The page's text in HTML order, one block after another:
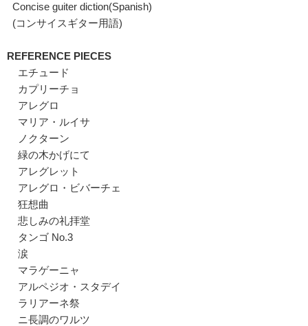
Concise guiter diction(Spanish)
(コンサイスギター用語)
REFERENCE PIECES
エチュード
カプリーチョ
アレグロ
マリア・ルイサ
ノクターン
緑の木かげにて
アレグレット
アレグロ・ビバーチェ
狂想曲
悲しみの礼拝堂
タンゴ No.3
涙
マラゲーニャ
アルペジオ・スタデイ
ラリアーネ祭
ニ長調のワルツ